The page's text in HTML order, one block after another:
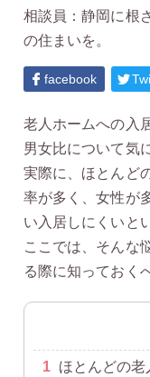
相談員：静岡に根
の住まいを。
facebook
老人ホームへの入
男女比について気
実際に、ほとんど
率が多く、女性が
い入居しにくいと
ここでは、そんな
る際に知っておく
1 ほとんどの